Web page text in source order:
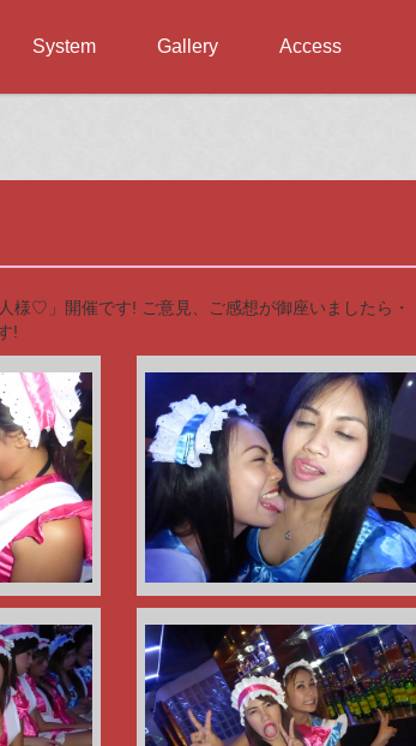
System Gallery Access
♡」開催です! ご意見、ご感想が御座いましたら
!